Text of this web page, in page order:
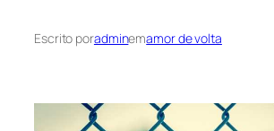
Escrito poradminemamor de volta